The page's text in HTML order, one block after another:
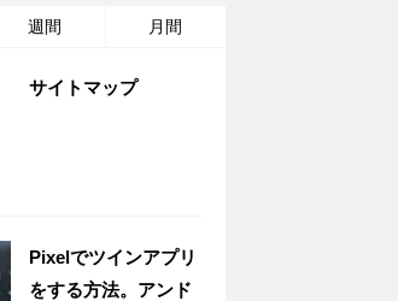
週間 月間
サイトマップ
Pixelでツインアプリ
をする方法。アンド